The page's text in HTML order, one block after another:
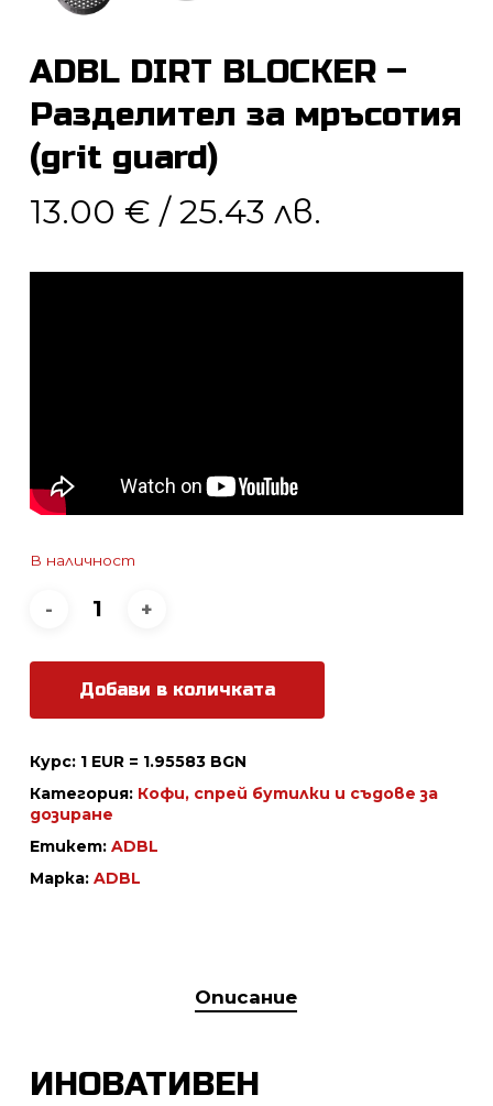
ADBL DIRT BLOCKER –
Разделител за мръсотия
(grit guard)
13.00 € / 25.43 лв.
В наличност
Добави в количката
Курс: 1 EUR = 1.95583 BGN
Категория: Кофи, спрей бутилки и съдове за
дозиране
Етикет: ADBL
Марка: ADBL
Описание
ИНОВАТИВЕН